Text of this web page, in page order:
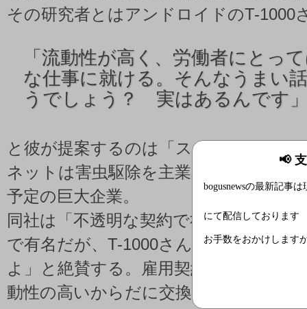
📢
bogusnewsの最新記事は
にて配信しております
お手数をおかけします
その研究者とはアンドロイドのT-1000
「 流動性が高く、労働者にとっ
な仕事に就ける。そんなうまい
うでしょう？ 実はあるんです
と彼が提案するのは「スカイネット社
ネットは害虫駆除を主業務として業績
予定の巨大企業。
同社は「不透明な契約で社員を死ぬほ
で有名だが、T-1000さんは「スカイネ
よ」と絶賛する。雇用契約を結ぶと液
動性の高いからだに交換してもらえる